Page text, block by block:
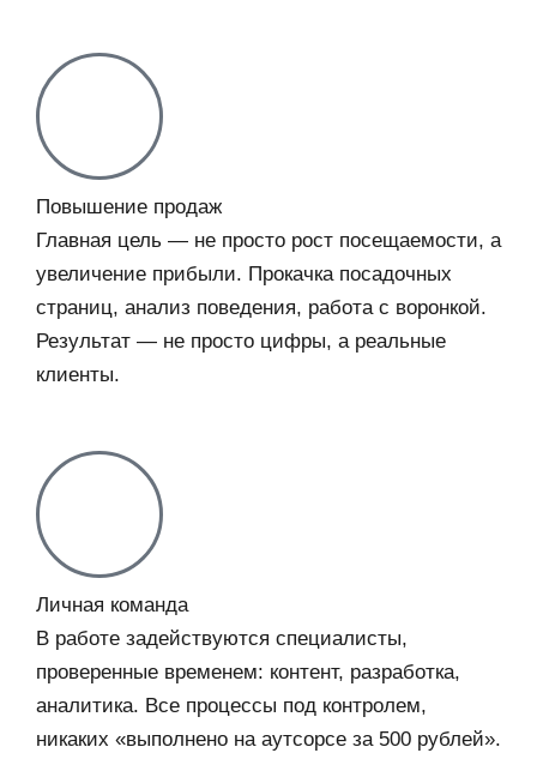
Повышение продаж
Главная цель — не просто рост посещаемости, а
увеличение прибыли. Прокачка посадочных
страниц, анализ поведения, работа с воронкой.
Результат — не просто цифры, а реальные
клиенты.
Личная команда
В работе задействуются специалисты,
проверенные временем: контент, разработка,
аналитика. Все процессы под контролем,
никаких «выполнено на аутсорсе за 500 рублей».